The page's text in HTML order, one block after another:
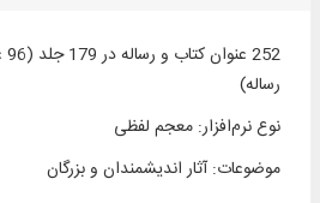
رساله)
نوع نرم‌افزار:معجم لفظی
موضوعات:آثار اندیشمندان و بزرگان